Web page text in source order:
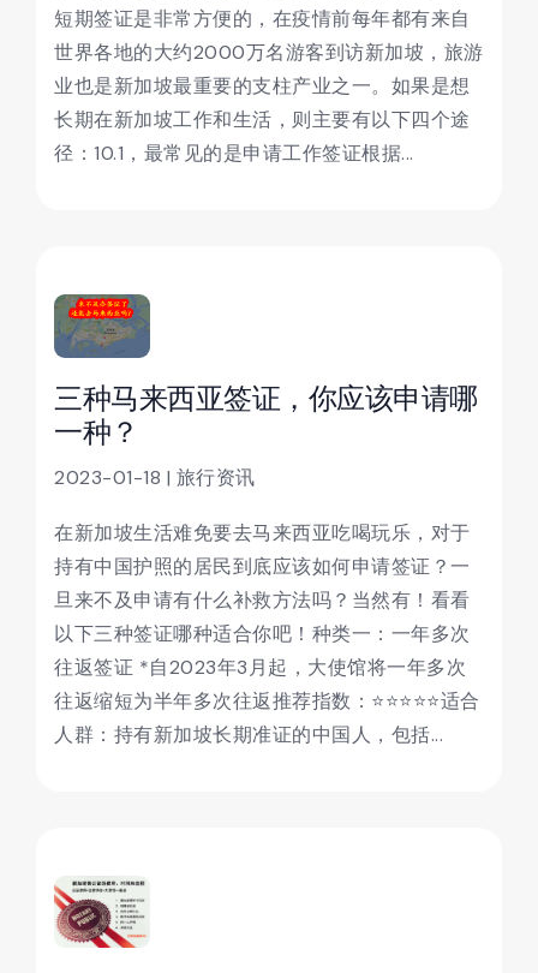
短期签证是非常方便的，在疫情前每年都有来自
世界各地的大约2000万名游客到访新加坡，旅游
业也是新加坡最重要的支柱产业之一。如果是想
长期在新加坡工作和生活，则主要有以下四个途
径：10.1，最常见的是申请工作签证根据...
三种马来西亚签证，你应该申请哪
一种？
2023-01-18 | 旅行资讯
在新加坡生活难免要去马来西亚吃喝玩乐，对于
持有中国护照的居民到底应该如何申请签证？一
旦来不及申请有什么补救方法吗？当然有！看看
以下三种签证哪种适合你吧！种类一：一年多次
往返签证 *自2023年3月起，大使馆将一年多次
往返缩短为半年多次往返推荐指数：⭐⭐⭐⭐⭐适合
人群：持有新加坡长期准证的中国人，包括...